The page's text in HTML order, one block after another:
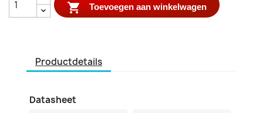
 Toevoegen aan winkelwagen
Productdetails
Datasheet